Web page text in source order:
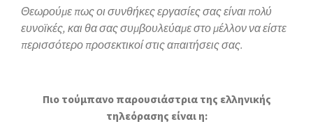
Θεωρούμε πως οι συνθήκες εργασίες σας είναι πολύ
ευνοϊκές, και θα σας συμβουλεύαμε στο μέλλον να είστε
περισσότερο προσεκτικοί στις απαιτήσεις σας.
Πιο τούμπανο παρουσιάστρια της ελληνικής
τηλεόρασης είναι η: